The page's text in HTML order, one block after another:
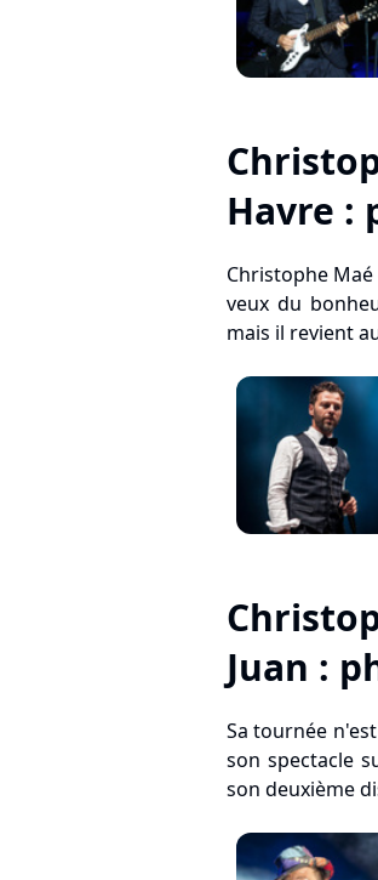
Havre :
Christophe
veux du
mais il revient
Juan :
Sa tournée
son spectacle
son deuxième